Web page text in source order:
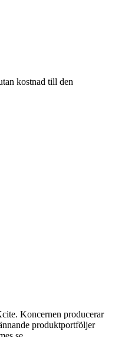
kostnad till den
Koncernen producerar
produktportföljer